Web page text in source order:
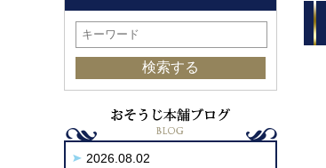
2026.08.02